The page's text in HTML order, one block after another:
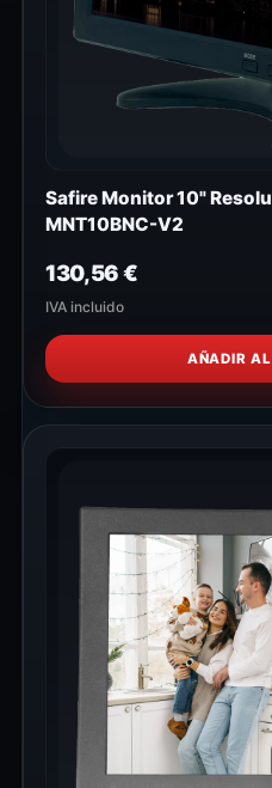
Safire Monitor 10"
MNT10BNC-V2
130,56€
IVA incluido
AÑADIR